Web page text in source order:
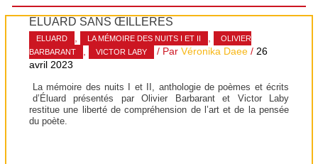
ÉLUARD SANS ŒILLÈRES
ELUARD , LA MÉMOIRE DES NUITS I ET II ,
OLIVIER
BARBARANT
, VICTOR LABY / ParVéronika Daee /26
avril 2023
La mémoire des nuits I et II, anthologie de poèmes et écrits
d’Éluard présentés par Olivier Barbarant et Victor Laby
restitue une liberté de compréhension de l’art et de la pensée
du poète.